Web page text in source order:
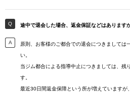
途中で退会した場合、返金保証などはあります
原則、お客様のご都合での退会につきましては
い。
当ジム都合による指導中止につきましては、残
す。
最近30日間返金保障という所が増えています